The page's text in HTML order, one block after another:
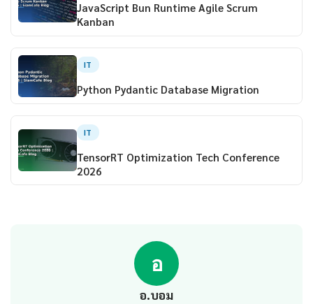
JavaScript Bun Runtime Agile Scrum
Kanban
IT
Python Pydantic Database Migration
IT
TensorRT Optimization Tech Conference
2026
อ
อ.บอม